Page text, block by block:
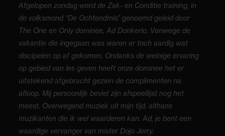
Afgelopen zondag werd de Zak- en Conditie training, in
de volksmond “De Ochtendmis” genoemd geleid door
The One en Only dominee, Ad Donkerlo. Vanwege de
vakantie die ingegaan was waren er toch aardig wat
discipelen op af gekomen. Ondanks de weinige ervaring
op gebied van les geven heeft onze dominee het er
uitstekend afgebracht gezien de complimenten na
afloop. Mij persoonlijk beviel zijn afspeellijst nog het
meest. Overwegend muziek uit mijn tijd, althans
muzikanten die ik wel waarderen kan. Ad, je bent een
waardige vervanger van mister Dojo Jerry.